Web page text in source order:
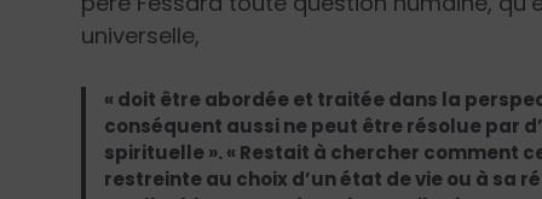
universelle,
« doit être abordée et traitée dans la
conséquent aussi ne peut être résolue par
spirituelle ». « Restait à chercher comment
restreinte au choix d’un état de vie ou à sa